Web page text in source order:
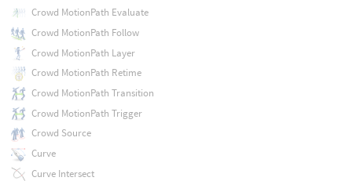
Crowd MotionPath Evaluate
Crowd MotionPath Follow
Crowd MotionPath Layer
Crowd MotionPath Retime
Crowd MotionPath Transition
Crowd MotionPath Trigger
Crowd Source
Curve
Curve Intersect